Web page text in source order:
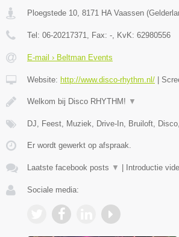
Ploegstede 10 8171 HA Vaassen (
Tel: 06-20217371 , Fax: - , KvK: 62980556
E-mail › Beltman Events
Website: http://www.disco-rhythm.nl/ |
Welkom bij Disco RHYTHM! ▼
DJ, Feest, Muziek, Drive-In, Bruiloft,
Er wordt gewerkt op afspraak.
Laatste facebook posts ▼ | Introductie
Sociale media: